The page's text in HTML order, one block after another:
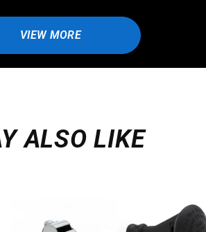
VIEW MORE
ALSO LIKE